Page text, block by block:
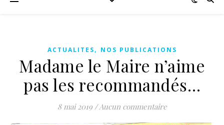
ACTUALITES, NOS PUBLICATIONS
Madame le Maire n’aime
pas les recommandés…
8 mai 2019 /Aucun commentaire